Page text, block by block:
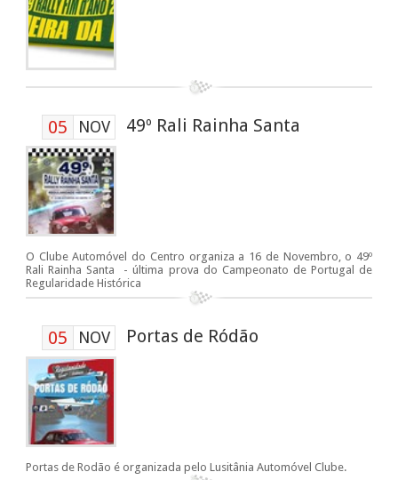
05 NOV 49º Rali Rainha Santa
O Clube Automóvel do Centro organiza a 16 de Novembro, o 49º
Rali Rainha Santa - última prova do Campeonato de Portugal de
Regularidade Histórica
05 NOV Portas de Ródão
Portas de Rodão é organizada pelo Lusitânia Automóvel Clube.